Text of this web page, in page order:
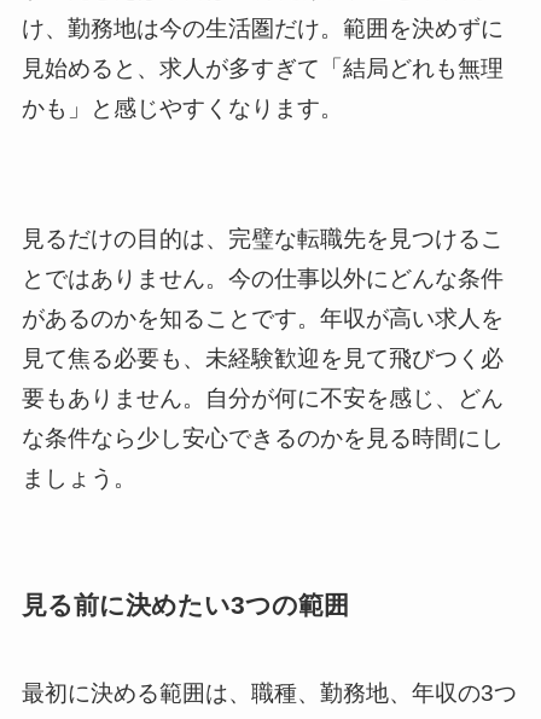
け、勤務地は今の生活圏だけ。範囲を決めずに
見始めると、求人が多すぎて「結局どれも無理
かも」と感じやすくなります。
見るだけの目的は、完璧な転職先を見つけるこ
とではありません。今の仕事以外にどんな条件
があるのかを知ることです。年収が高い求人を
見て焦る必要も、未経験歓迎を見て飛びつく必
要もありません。自分が何に不安を感じ、どん
な条件なら少し安心できるのかを見る時間にし
ましょう。
見る前に決めたい3つの範囲
最初に決める範囲は、職種、勤務地、年収の3つ